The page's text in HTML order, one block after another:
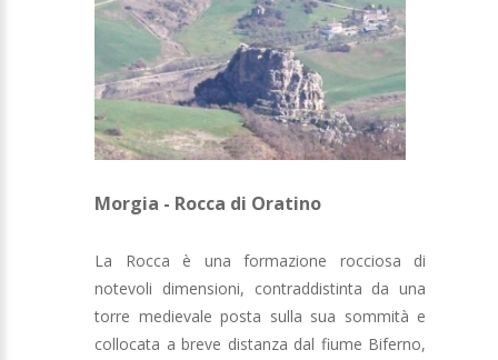
Morgia - Rocca di Oratino
La Rocca è una formazione rocciosa di
notevoli dimensioni, contraddistinta da una
torre medievale posta sulla sua sommità e
collocata a breve distanza dal fiume Biferno,